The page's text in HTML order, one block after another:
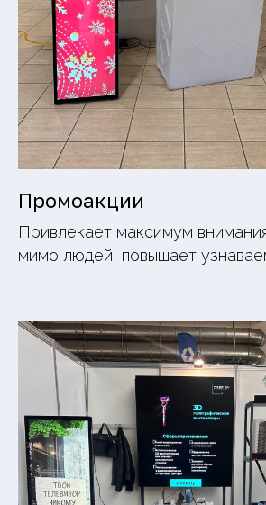
Промоакции
Привлекает максимум
мимо людей, повышает